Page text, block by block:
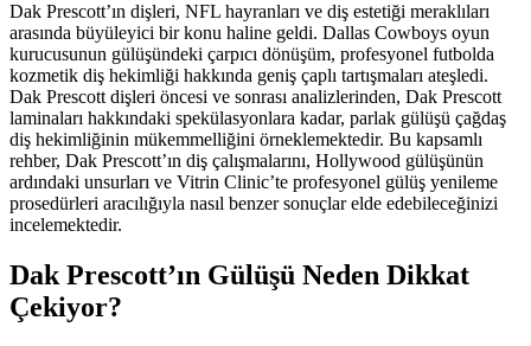
Dak Prescott’ın dişleri, NFL hayranları ve diş estetiği meraklıları
arasında büyüleyici bir konu haline geldi. Dallas Cowboys oyun
kurucusunun gülüşündeki çarpıcı dönüşüm, profesyonel futbolda
kozmetik diş hekimliği hakkında geniş çaplı tartışmaları ateşledi.
Dak Prescott dişleri öncesi ve sonrası analizlerinden, Dak Prescott
laminaları hakkındaki spekülasyonlara kadar, parlak gülüşü çağdaş
diş hekimliğinin mükemmelliğini örneklemektedir. Bu kapsamlı
rehber, Dak Prescott’ın diş çalışmalarını, Hollywood gülüşünün
ardındaki unsurları ve Vitrin Clinic’te profesyonel gülüş yenileme
prosedürleri aracılığıyla nasıl benzer sonuçlar elde edebileceğinizi
incelemektedir.
Dak Prescott’ın Gülüşü Neden Dikkat
Çekiyor?